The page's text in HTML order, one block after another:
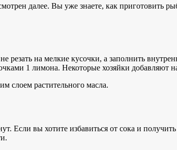
далее. Вы уже знаете, как приготовить
на мелкие кусочки, а заполнить
1 лимона. Некоторые хозяйки добавляют
слоем растительного масла.
Если вы хотите избавиться от сока и